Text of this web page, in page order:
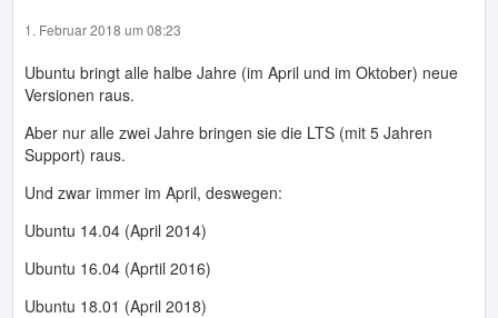
1. Februar 2018 um 08:23
Ubuntu bringt alle halbe Jahre (im April und im Oktober) neue
Versionen raus.
Aber nur alle zwei Jahre bringen sie die LTS (mit 5 Jahren
Support) raus.
Und zwar immer im April, deswegen:
Ubuntu 14.04 (April 2014)
Ubuntu 16.04 (Aprtil 2016)
Ubuntu 18.01 (April 2018)